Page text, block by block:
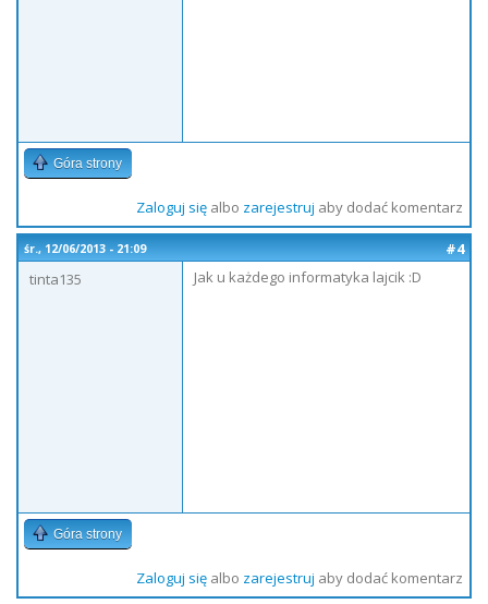
Góra strony
Zaloguj sięalbo zarejestruj aby dodać komentarz
śr., 12/06/2013 - 21:09
#4
tinta135
Jak u każdego informatyka lajcik :D
Góra strony
Zaloguj sięalbo zarejestruj aby dodać komentarz